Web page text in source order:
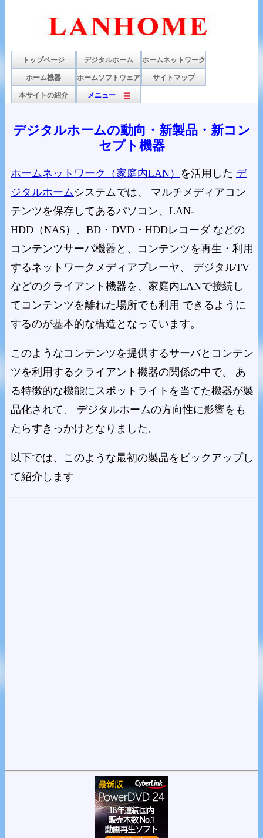
トップページ デジタルホーム ホームネットワーク
ホーム機器 ホームソフトウェア サイトマップ
本サイトの紹介 メニュー
デジタルホームの動向・新製品・新コン
セプト機器
ホームネットワーク（家庭内LAN） を活用した デ
ジタルホーム システムでは、 マルチメディアコン
テンツを保存してあるパソコン、LAN-
HDD（NAS）、BD・DVD・HDDレコーダ などの
コンテンツサーバ機器と、コンテンツを再生・利用
するネットワークメディアプレーヤ、 デジタルTV
などのクライアント機器を、家庭内LANで接続し
てコンテンツを離れた場所でも利用 できるように
するのが基本的な構造となっています。
このようなコンテンツを提供するサーバとコンテン
ツを利用するクライアント機器の関係の中で、 あ
る特徴的な機能にスポットライトを当てた機器が製
品化されて、 デジタルホームの方向性に影響をも
たらすきっかけとなりました。
以下では、このような最初の製品をピックアップし
て紹介します